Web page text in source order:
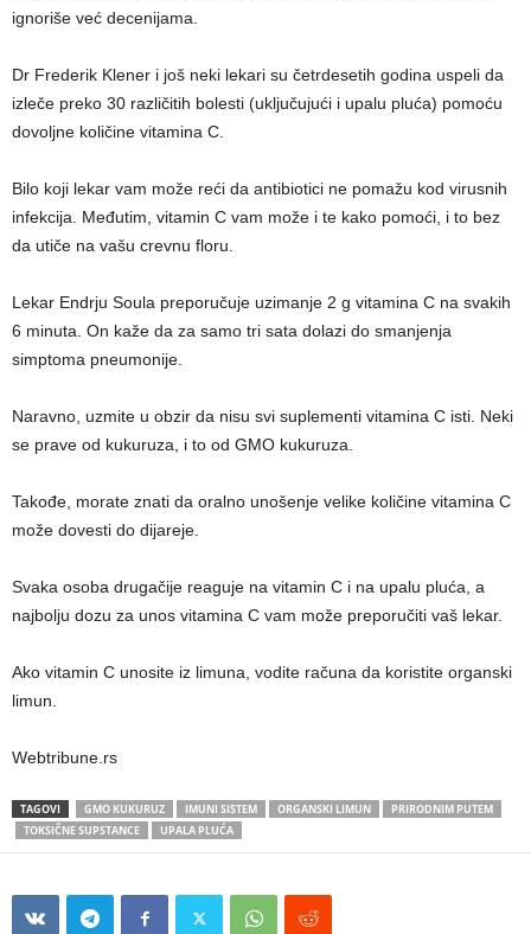
ignoriše već decenijama.
Dr Frederik Klener i još neki lekari su četrdesetih godina uspeli da
izleče preko 30 različitih bolesti (uključujući i upalu pluća) pomoću
dovoljne količine vitamina C.
Bilo koji lekar vam može reći da antibiotici ne pomažu kod virusnih
infekcija. Međutim, vitamin C vam može i te kako pomoći, i to bez
da utiče na vašu crevnu floru.
Lekar Endrju Soula preporučuje uzimanje 2 g vitamina C na svakih
6 minuta. On kaže da za samo tri sata dolazi do smanjenja
simptoma pneumonije.
Naravno, uzmite u obzir da nisu svi suplementi vitamina C isti. Neki
se prave od kukuruza, i to od GMO kukuruza.
Takođe, morate znati da oralno unošenje velike količine vitamina C
može dovesti do dijareje.
Svaka osoba drugačije reaguje na vitamin C i na upalu pluća, a
najbolju dozu za unos vitamina C vam može preporučiti vaš lekar.
Ako vitamin C unosite iz limuna, vodite računa da koristite organski
limun.
Webtribune.rs
TAGOVI GMO KUKURUZ IMUNI SISTEM ORGANSKI LIMUN
PRIRODNIM PUTEM
TOKSIČNE SUPSTANCE
UPALA PLUĆA